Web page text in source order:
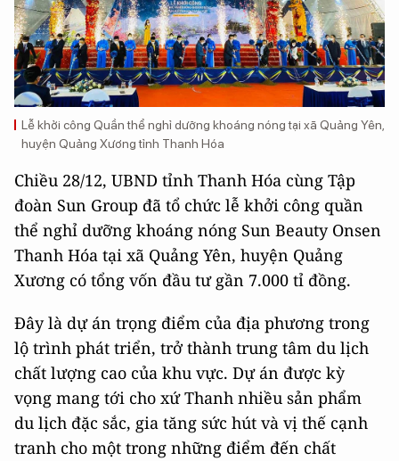
Lễ khởi công Quần thể nghỉ dưỡng khoáng nóng tại xã Quảng Yên,
huyện Quảng Xương tỉnh Thanh Hóa
Chiều 28/12, UBND tỉnh Thanh Hóa cùng Tập
đoàn Sun Group đã tổ chức lễ khởi công quần
thể nghỉ dưỡng khoáng nóng Sun Beauty Onsen
Thanh Hóa tại xã Quảng Yên, huyện Quảng
Xương có tổng vốn đầu tư gần 7.000 tỉ đồng.
Đây là dự án trọng điểm của địa phương trong
lộ trình phát triển, trở thành trung tâm du lịch
chất lượng cao của khu vực. Dự án được kỳ
vọng mang tới cho xứ Thanh nhiều sản phẩm
du lịch đặc sắc, gia tăng sức hút và vị thế cạnh
tranh cho một trong những điểm đến chất